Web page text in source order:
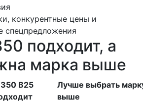
конкурентные цены и
спецпредложения
подходит, а
марка выше
В25
Лучше выбрать
выше